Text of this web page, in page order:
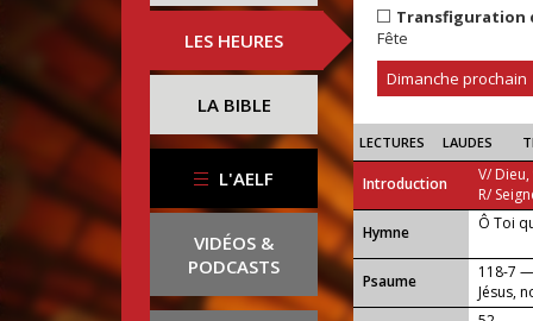
LES HEURES
LA BIBLE
L'AELF
VIDÉOS &
PODCASTS
Transfiguration
Fête
Dimanche prochain
LECTURES LAUDES
Introduction
V/
R/
...
Hymne Ô Toi
Psaume
118-7 —
Jésus,